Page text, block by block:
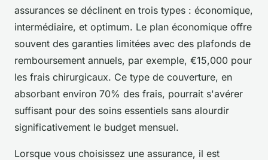
assurances se déclinent en trois types : économique,
intermédiaire, et optimum. Le plan économique offre
souvent des garanties limitées avec des plafonds de
remboursement annuels, par exemple, €15,000 pour
les frais chirurgicaux. Ce type de couverture, en
absorbant environ 70% des frais, pourrait s'avérer
suffisant pour des soins essentiels sans alourdir
significativement le budget mensuel.
Lorsque vous choisissez une assurance, il est